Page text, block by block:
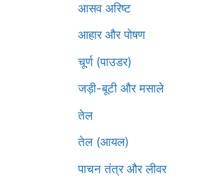
आसव अरिष्ट
आहार और पोषण
चूर्ण (पाउडर)
जड़ी-बूटी और मसाले
तेल
तेल (आयल)
पाचन तंत्र और लीवर